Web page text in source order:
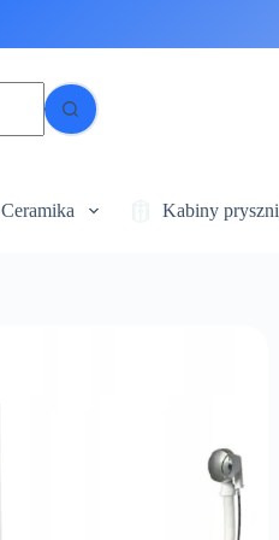
Ceramika Kabiny